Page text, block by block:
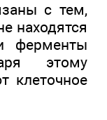
с тем,
находятся
ферменты
этому
клеточное